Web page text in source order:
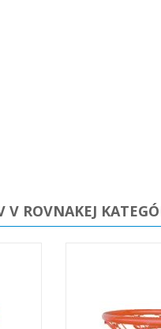
V ROVNAKEJ